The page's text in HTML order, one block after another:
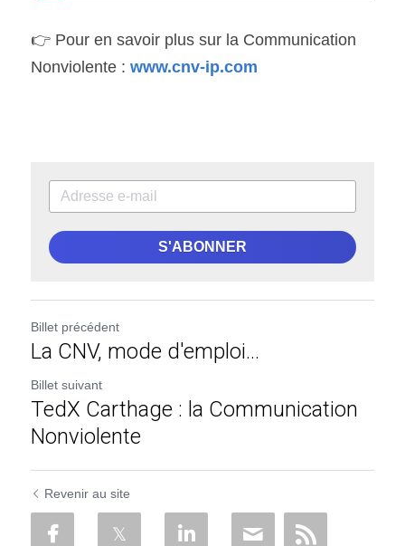
👉 Pour en savoir plus sur la Communication
Nonviolente : www.cnv-ip.com
S'ABONNER
Billet précédent
La CNV, mode d'emploi...
Billet suivant
TedX Carthage : la Communication
Nonviolente
Revenir au site